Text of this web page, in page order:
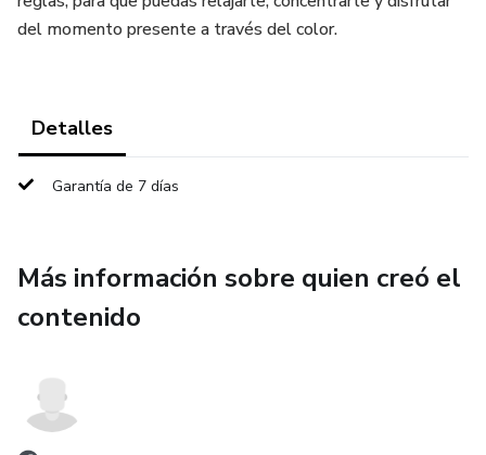
del momento presente a través del color.
Detalles
Garantía de 7 días
Más información sobre quien creó el
contenido